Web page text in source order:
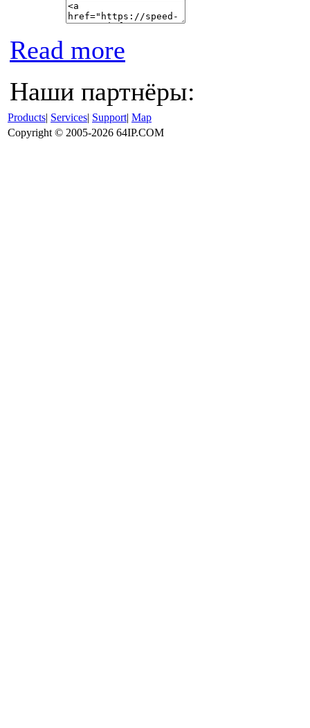
Read more
Наши партнёры:
Products| Services| Support| Map
Copyright © 2005-2026 64IP.COM